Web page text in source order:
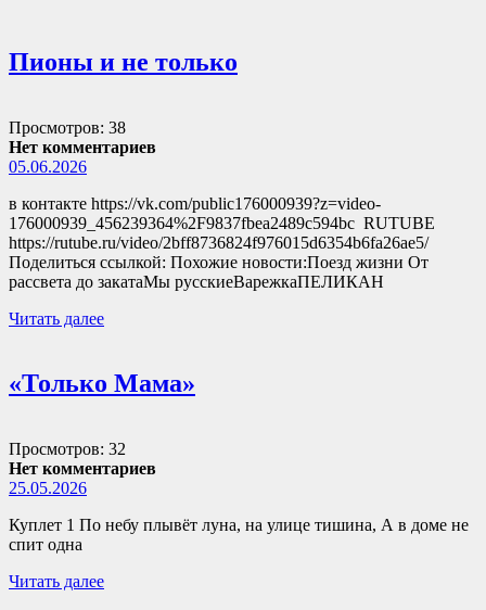
Пионы и не только
Просмотров: 38
Нет комментариев
05.06.2026
в контакте https://vk.com/public176000939?z=video-
176000939_456239364%2F9837fbea2489c594bc RUTUBE
https://rutube.ru/video/2bff8736824f976015d6354b6fa26ae5/
Поделиться ссылкой: Похожие новости:Поезд жизни От
рассвета до закатаМы русскиеВарежкаПЕЛИКАН
Читать далее
«Только Мама»
Просмотров: 32
Нет комментариев
25.05.2026
Куплет 1 По небу плывёт луна, на улице тишина, А в доме не
спит одна
Читать далее